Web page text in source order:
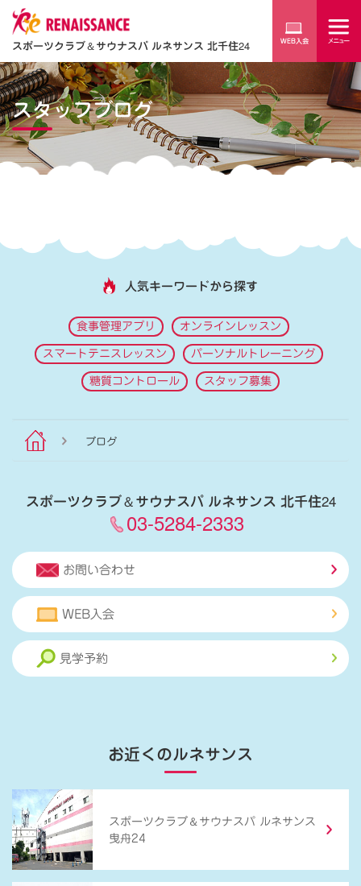
スポーツクラブ＆サウナスパ ルネサンス 北千住24
スタッフブログ
人気キーワードから探す
食事管理アプリ オンラインレッスン
スマートテニスレッスン パーソナルトレーニング
糖質コントロール スタッフ募集
ブログ
スポーツクラブ＆サウナスパ ルネサンス 北千住24
03-5284-2333
お問い合わせ
WEB入会
見学予約
お近くのルネサンス
スポーツクラブ ＆ サウナスパ ルネサンス
曳舟24